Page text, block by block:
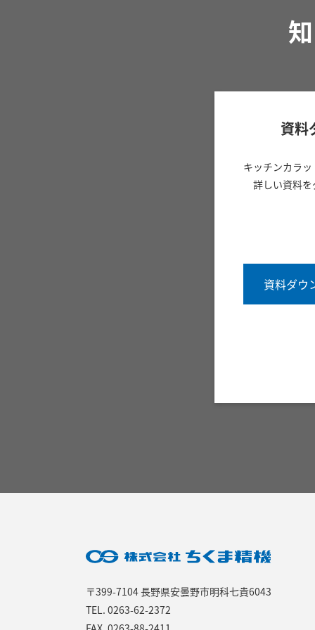
資料
キッチンカラ
詳しい資料
資料ダウ
〒399-7104 長野県安曇野市明科七貴6043
TEL. 0263-62-2372